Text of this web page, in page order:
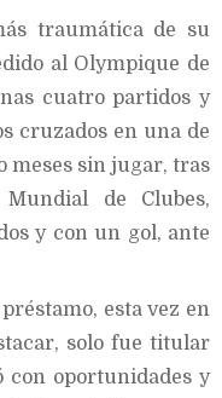
traumática de su
al Olympique de
cuatro partidos y
cruzados en una de
meses sin jugar, tras
de Clubes,
y con un gol, ante
esta vez en
solo fue titular
con oportunidades y